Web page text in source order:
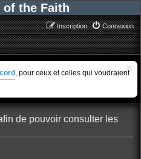
of the Faith
Connexion
Inscription
, pour ceux et celles qui voudraient
de pouvoir consulter les